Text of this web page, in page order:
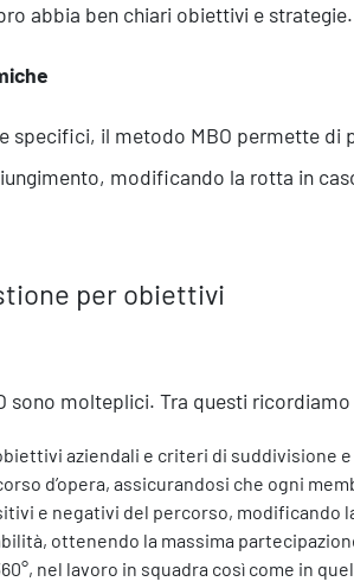
Formazione
abbia ben chiari obiettivi e strategie.
specifici, il metodo MBO permette di
modificando la rotta in
per obiettivi
sono molteplici. Tra questi
aziendali e criteri di suddivisione
d’opera, assicurandosi che ogni
e negativi del percorso, modificando
ottenendo la massima
nel lavoro in squadra così come in